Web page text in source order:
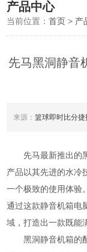
产品中心
当前位置：首页 > 产
先马黑洞静音
来源： 篮球即时比分捷
先马最新推出的黑
产品以其先进的水冷
一个极致的使用体验
通过这款静音机箱电
域，打造出一款既能
黑洞静音机箱的配